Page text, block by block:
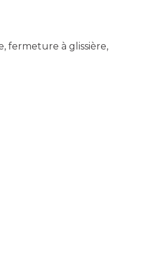
fermeture à glissière,